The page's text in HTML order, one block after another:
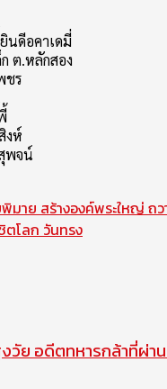
นดีอคาเดมี่
ต.หลักสอง
ชร
งห์
พจน์
มาย สร้างองค์พระใหญ่ ถ
อดีตทหารกล้าที่ผ่า